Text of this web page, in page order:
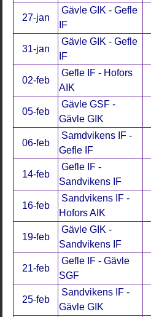
27-jan
Gävle GIK - Gefle
IF
31-jan
Gävle GIK - Gefle
IF
02-feb
Gefle IF - Hofors
AIK
05-feb
Gävle GSF -
Gävle GIK
06-feb
Samdvikens IF -
Gefle IF
14-feb
Gefle IF -
Sandvikens IF
16-feb
Sandvikens IF -
Hofors AIK
19-feb
Gävle GIK -
Sandvikens IF
21-feb
Gefle IF - Gävle
SGF
25-feb
Sandvikens IF -
Gäv le GIK